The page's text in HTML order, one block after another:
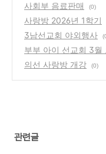
사회부 음료판매 (0)
사랑방 2026년 1학기
3남선교회 야외행사
부부 아이 선교회 3월
의선 사랑방 개강 (0)
관련글